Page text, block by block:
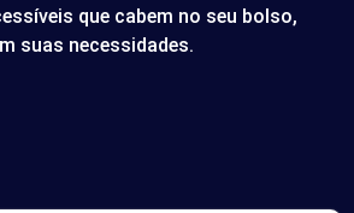
que cabem no seu bolso,
suas necessidades.